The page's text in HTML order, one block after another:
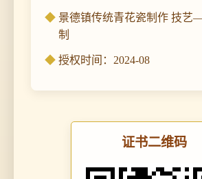
景德镇传统青花瓷制作 技艺
制
授权时间：2024-08
证书二维码